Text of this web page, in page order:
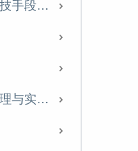
财富管理机构可借助金融科技手段 优化客户体验
区块链的经济解释是一般原理与实践猜想